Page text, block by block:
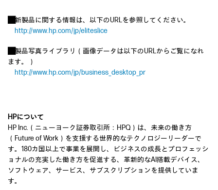
新製品に関する情報は、以下のURLを参照してください。
http://www.hp.com/jp/eliteslice
製品写真ライブラリ（画像データは以下のURLからご覧になれ
ます。）
http://www.hp.com/jp/business_desktop_pr
HPについて
HP Inc.（ニューヨーク証券取引所：HPQ）は、未来の働き方
（Future of Work）を支援する世界的なテクノロジーリーダーで
す。180カ国以上で事業を展開し、ビジネスの成長とプロフェッシ
ョナルの充実した働き方を促進する、革新的なAI搭載デバイス、
ソフトウェア、サービス、サブスクリプションを提供していま
す。